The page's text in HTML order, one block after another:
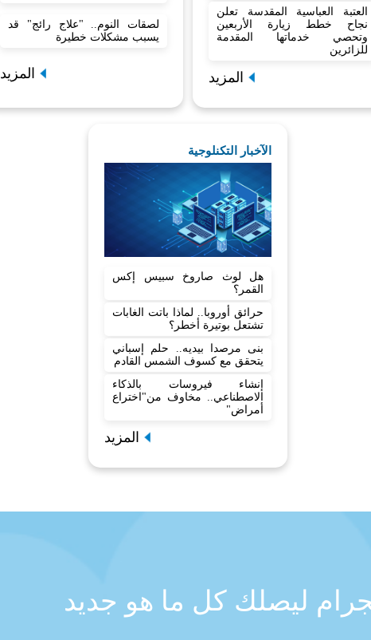
العتبة العباسية المقدسة تعلن
نجاح خطط زيارة الأربعين
وتحصي خدماتها المقدمة
للزائرين
المزيد
لصقات النوم.. "علاج رائج" قد
يسبب مشكلات خطيرة
المزيد
الآخبار التكنلوجية
هل لوث صاروخ سبيس إكس
القمر؟
حرائق أوروبا.. لماذا باتت الغابات
تشتعل بوتيرة أخطر؟
بنى مرصدا بيديه.. حلم إسباني
يتحقق مع كسوف الشمس القادم
إنشاء فيروسات بالذكاء
الاصطناعي.. مخاوف من"اختراع
أمراض"
المزيد
ليصلك كل ما هو جديد